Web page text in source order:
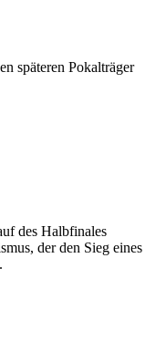
späteren Pokalträger
des Halbfinales
der den Sieg eines